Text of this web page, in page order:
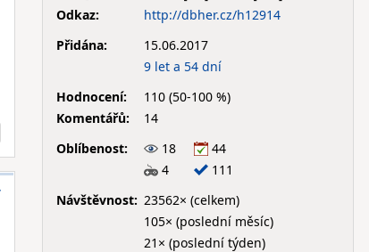
Odkaz:
http://dbher.cz/h12914
Přidána:
15.06.2017
9 let a 54 dní
Hodnocení:
110 (50-100 %)
Komentářů:
14
Oblíbenost:
18
44
4
111
Návštěvnost: 23562× (celkem)
105× (poslední měsíc)
21× (poslední týden)